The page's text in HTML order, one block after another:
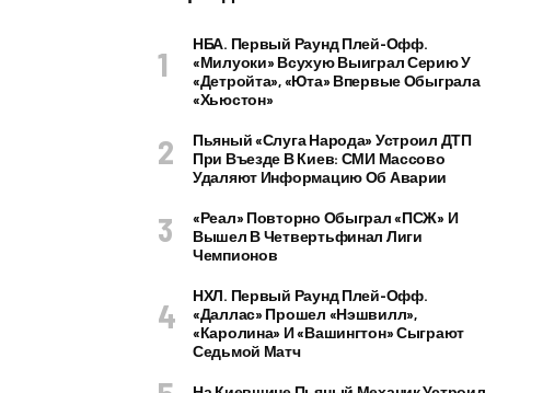
НБА. Первый Раунд Плей-Офф.
«Милуоки» Всухую Выиграл Серию У
«Детройта», «Юта» Впервые Обыграла
«Хьюстон»
Пьяный «слуга Народа» Устроил ДТП
При Въезде В Киев: СМИ Массово
Удаляют Информацию Об Аварии
«Реал» Повторно Обыграл «ПСЖ» И
Вышел В Четвертьфинал Лиги
Чемпионов
НХЛ. Первый Раунд Плей-Офф.
«Даллас» Прошел «Нэшвилл»,
«Каролина» И «Вашингтон» Сыграют
Седьмой Матч